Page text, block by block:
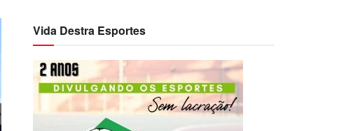
Vida Destra Esportes